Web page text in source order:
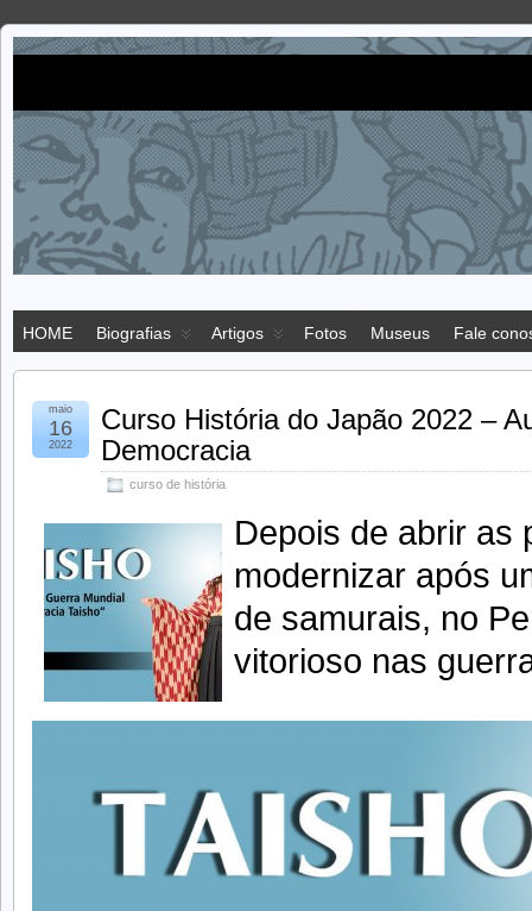
japonesa
HOME Biografias Artigos Fotos Museus Fale
Curso História do Japão 2022 –
Democracia
curso de história
maio
16
2022
Depois de abrir as
modernizar após
de samurais, no
vitorioso nas